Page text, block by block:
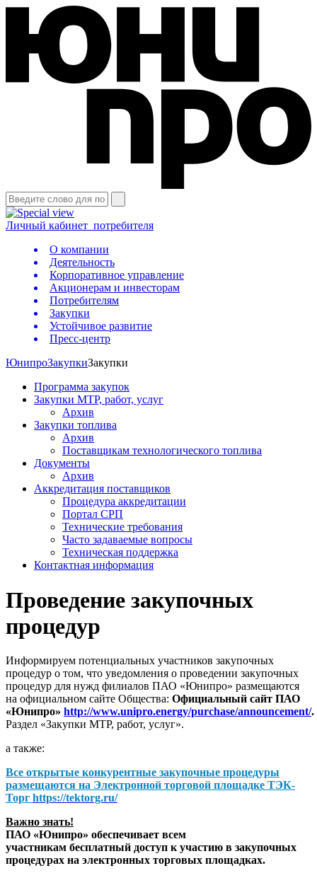
Личный кабинет потребителя
О компании
Деятельность
Корпоративное управление
Акционерам и инвесторам
Потребителям
Закупки
Устойчивое развитие
Пресс-центр
ЮнипроЗакупкиЗакупки
Программа закупок
Закупки МТР, работ, услуг
Архив
Закупки топлива
Архив
Поставщикам технологического топлива
Документы
Архив
Аккредитация поставщиков
Процедура аккредитации
Портал СРП
Технические требования
Часто задаваемые вопросы
Техническая поддержка
Контактная информация
Проведение закупочных
процедур
Информируем потенциальных участников закупочных
процедур о том, что уведомления о проведении закупочных
процедур для нужд филиалов ПАО «Юнипро» размещаются
на официальном сайте Общества: Официальный сайт ПАО
«Юнипро» http://www.unipro.energy/purchase/announcement/.
Раздел «Закупки МТР, работ, услуг».
а также:
Все открытые конкурентные закупочные процедуры
размещаются на Электронной торговой площадке ТЭК-
Торг https://tektorg.ru/
Важно знать!
ПАО «Юнипро» обеспечивает всем
участникам бесплатный доступ к участию в закупочных
процедурах на электронных торговых площадках.